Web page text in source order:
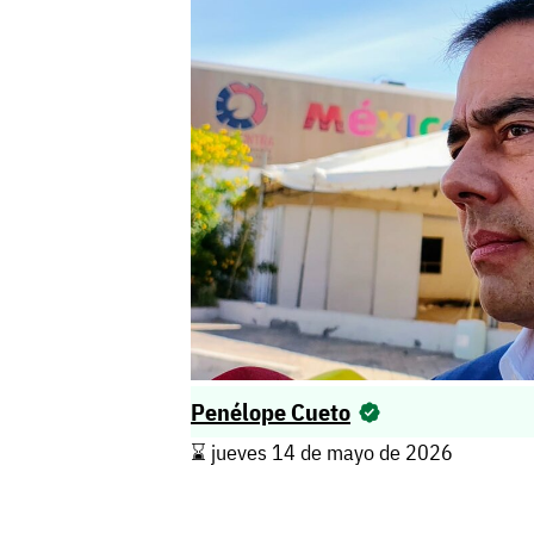
Penélope Cueto
⌛️ jueves 14 de mayo de 2026